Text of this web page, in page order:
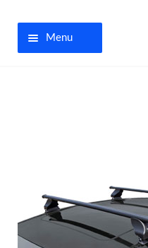
Menu
Tuning parts
OPC Line